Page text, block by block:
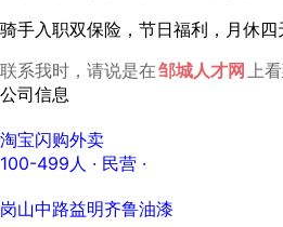
骑手入职双保险，节日福利，月休四
联系我时，请说是在邹城人才网 上
公司信息
淘宝闪购外卖
100-499人 · 民营 ·
岗山中路益明齐鲁油漆